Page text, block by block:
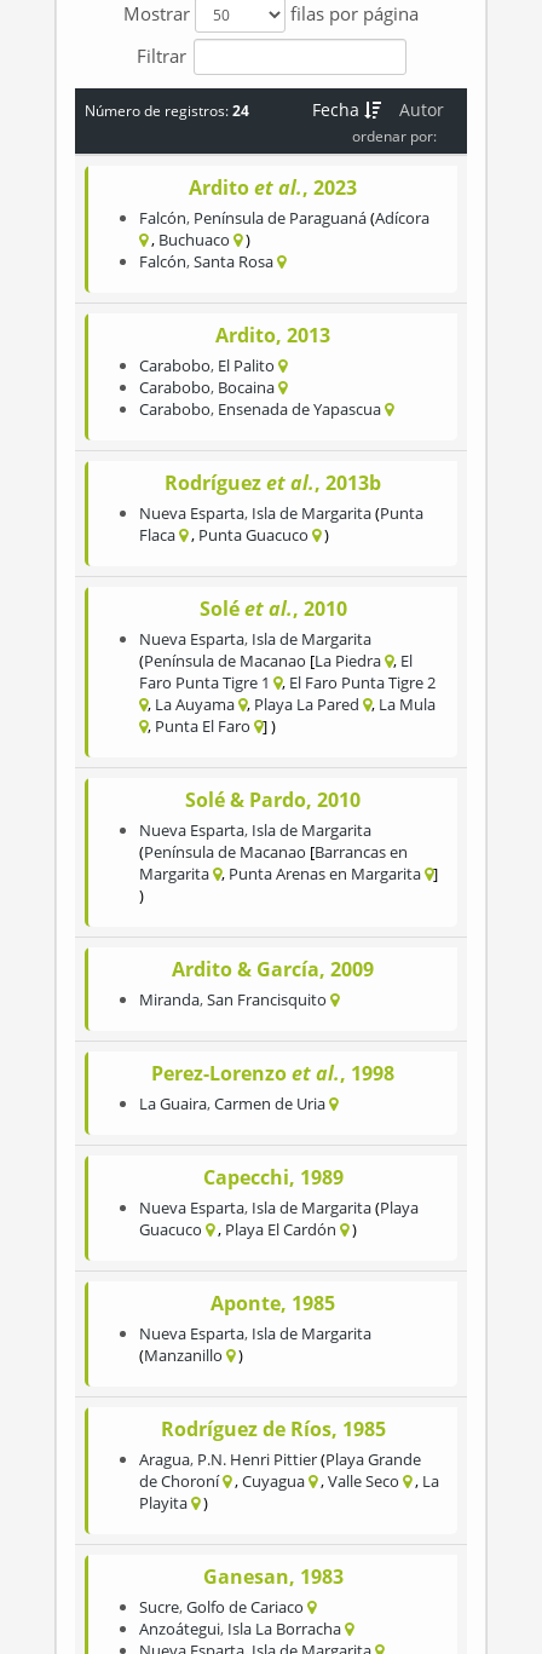
Mostrar
filas por página
Filtrar
Número de registros:24 Autor
Fecha
ordenar por:
Arditoet al., 2023
Falcón, Península de Paraguaná Adícora
Buchuaco
Falcón,Santa Rosa
Ardito, 2013
Carabobo, El Palito
Carabobo, Bocaina
Carabobo, Ensenada de Yapascua
Rodríguezet al., 2013b
Nueva Esparta, Isla de Margarita Punta
Flaca
Punta Guacuco
Soléet al., 2010
Nueva Esparta, Isla de Margarita
Península de Macanao La Piedra
El
Faro Punta Tigre 1
El Faro Punta Tigre 2
La Auyama
Playa La Pared
La Mula
Punta El Faro
Solé & Pardo, 2010
Nueva Esparta, Isla de Margarita
Península de Macanao Barrancas en
Margarita
Punta Arenas en Margarita
Ardito & García, 2009
Miranda,San Francisquito
Perez-Lorenzoet al., 1998
La Guaira,Carmen de Uria
Capecchi, 1989
Nueva Esparta, Isla de Margarita Playa
Guacuco
Playa El Cardón
Aponte, 1985
Nueva Esparta, Isla de Margarita
Manzanillo
Rodríguez de Ríos, 1985
Aragua, P.N. Henri Pittier Playa Grande
de Choroní
Cuyagua Valle Seco
La
Playita
Ganesan, 1983
Sucre,Golfo de Cariaco
Anzoátegui, Isla La Borracha